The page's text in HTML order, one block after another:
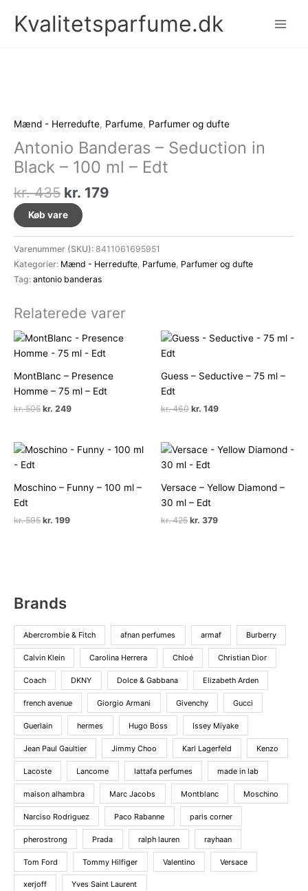
Kvalitetsparfume.dk
Mænd - Herredufte, Parfume, Parfumer og dufte
Antonio Banderas – Seduction in
Black – 100 ml – Edt
kr.435 Den
oprindelige
pris
var:
kr. 435.
kr. 179
er:
kr. 179.
Køb vare
Varenummer (SKU): 8411061695951
Kategorier: Mænd - Herredufte Parfume Parfumer og dufte
Tag: antonio banderas
Relaterede varer
MontBlanc – Presence
Homme – 75 ml – Edt
kr.505 Den
kr. 505.
kr. 249Den
kr. 249.
Guess – Seductive – 75 ml –
Edt
kr.460 Den
kr. 460.
kr. 149Den
kr. 149.
Moschino – Funny – 100 ml –
Edt
kr.595 Den
kr. 199Den
Versace – Yellow Diamond –
30 ml – Edt
kr.425 Den
kr. 379Den
Brands
Abercrombie & Fitch afnan perfumes armaf Burberry
Calvin Klein Carolina Herrera Chloé Christian Dior
Coach DKNY Dolce & Gabbana Elizabeth Arden
french avenue Giorgio Armani Givenchy Gucci
Guerlain hermes Hugo Boss Issey Miyake
Jean Paul Gaultier Jimmy Choo Karl Lagerfeld Kenzo
Lacoste Lancome lattafa perfumes made in lab
maison alhambra Marc Jacobs Montblanc Moschino
Narciso Rodriguez Paco Rabanne paris corner
pherostrong Prada ralph lauren rayhaan
Tom Ford Tommy Hilfiger Valentino Versace
xerjoff Yves Saint Laurent